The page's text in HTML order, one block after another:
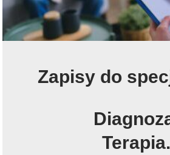
Zapisy do
Terapia.